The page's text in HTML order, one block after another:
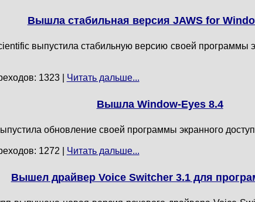
Вышла стабильная версия JAWS for
выпустила стабильную версию своей программы
1323 | Читать дальше...
Вышла Window-Eyes 8.4
обновление своей программы экранного
1272 | Читать дальше...
Вышел драйвер Voice Switcher 3.1 для